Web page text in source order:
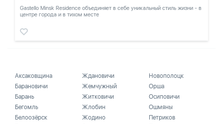
Gastello Minsk Residence объединяет в себе уникальный стиль жизни - в
центре города и в тихом месте
Аксаковщина
Барановичи
Барань
Бегомль
Белоозёрск
Ждановичи
Жемчужный
Житковичи
Жлобин
Жодино
Новополоцк
Орша
Осиповичи
Ошмяны
Петриков